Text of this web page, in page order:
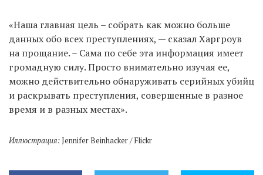
«Наша главная цель – собрать как можно больше
данных обо всех преступлениях, — сказал Харгроув
на прощание. – Сама по себе эта информация имеет
громадную силу. Просто внимательно изучая ее,
можно действительно обнаруживать серийных убийц
и раскрывать преступления, совершенные в разное
время и в разных местах».
Иллюстрация:Jennifer Beinhacker / Flickr